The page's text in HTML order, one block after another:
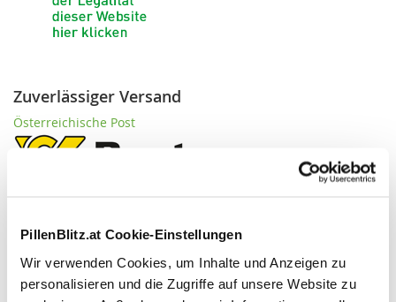
PillenBlitz.at Cookie-Einstellungen
Wir verwenden Cookies, um Inhalte und Anzeigen zu
personalisieren und die Zugriffe auf unsere Website zu
Zuverlässiger Versand
Österreichische Post
Flexible Zahlungsarten